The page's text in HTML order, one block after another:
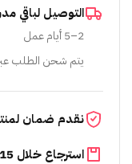
التوصيل لباقي
2–5 أيام عمل
يتم شحن الطلب
نقدم ضمان
استرجاع خلال 15 يومًا